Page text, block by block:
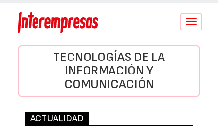
Conmutar
TECNOLOGÍAS DE LA
INFORMACIÓN Y
COMUNICACIÓN
ACTUALIDAD